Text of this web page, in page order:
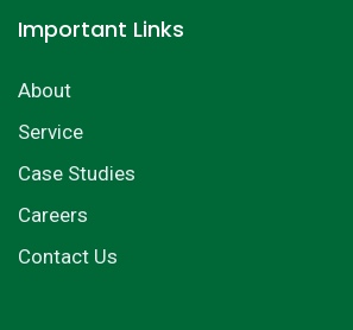
Important Links
About
Service
Case Studies
Careers
Contact Us